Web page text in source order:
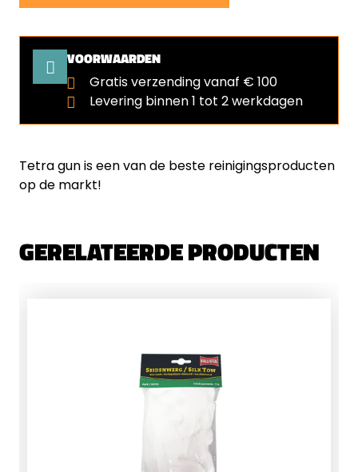
Tetra gun is een van de beste reinigingsproducten
op de markt!
VOORWAARDEN
Gratis verzending vanaf € 100
Levering binnen 1 tot 2 werkdagen
GERELATEERDE PRODUCTEN